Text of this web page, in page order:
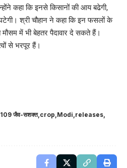
कहा कि इनसे किसानों की आय बढेगी,
श्री चौहान ने कहा कि इन फसलों के
में भी बेहतर पैदावार दे सकते हैं।
से भरपूर हैं।
109 जैव-सशक्त crop Modi releases